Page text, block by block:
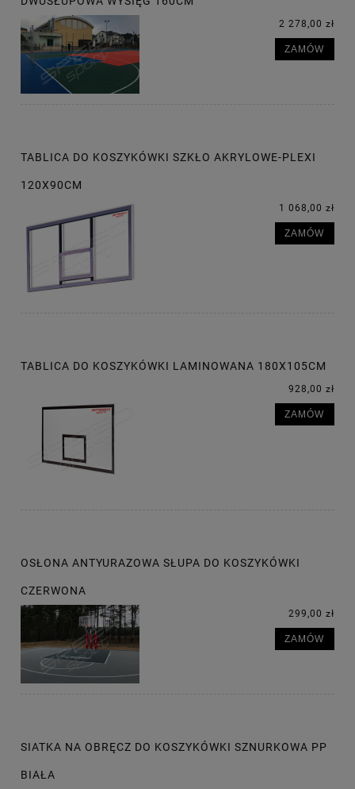
2 278,00 zł
ZAMÓW
TABLICA DO KOSZYKÓWKI SZKŁO AKRYLOWE-PLEXI
120X90CM
1 068,00 zł
ZAMÓW
TABLICA DO KOSZYKÓWKI LAMINOWANA 180X105CM
928,00 zł
ZAMÓW
OSŁONA ANTYURAZOWA SŁUPA DO KOSZYKÓWKI
CZERWONA
299,00 zł
ZAMÓW
SIATKA NA OBRĘCZ DO KOSZYKÓWKI SZNURKOWA PP
BIAŁA